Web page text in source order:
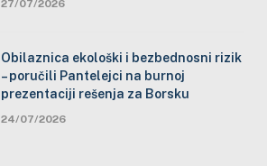
27/07/2026
Obilaznica ekološki i bezbednosni rizik
– poručili Pantelejci na burnoj
prezentaciji rešenja za Borsku
24/07/2026